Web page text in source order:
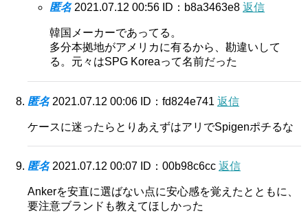
匿名 2021.07.12 00:56 ID：b8a3463e8 返信
韓国メーカーであってる。
多分本拠地がアメリカに有るから、勘違いして
る。元々はSPG Koreaって名前だった
匿名 2021.07.12 00:06 ID：fd824e741 返信
ケースに迷ったらとりあえずはアリでSpigenポチるな
匿名 2021.07.12 00:07 ID：00b98c6cc 返信
Ankerを安直に選ばない点に安心感を覚えたとともに、
要注意ブランドも教えてほしかった